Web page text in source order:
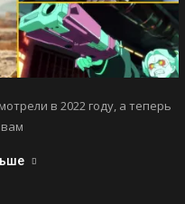
в 2022 году, а теперь